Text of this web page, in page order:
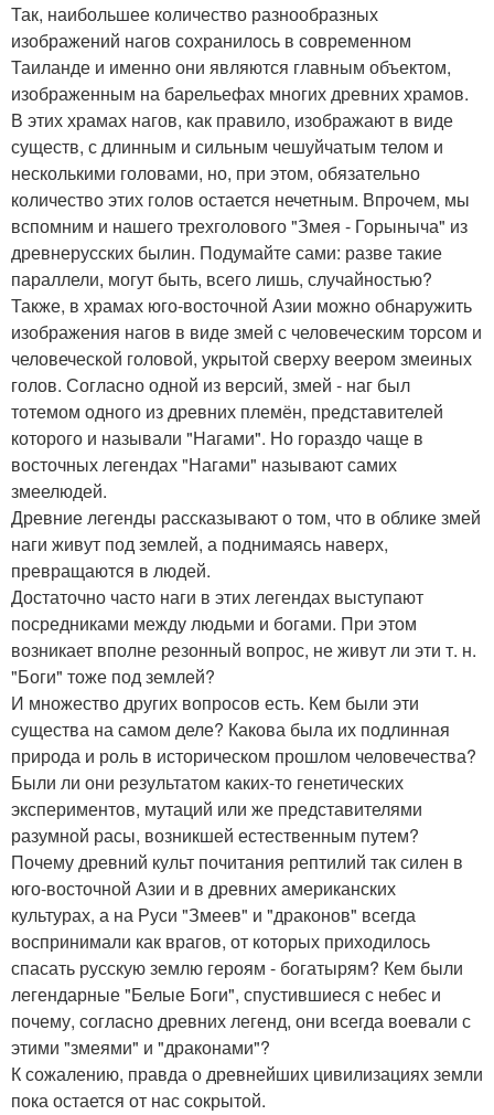
Так, наибольшее количество разнообразных
изображений нагов сохранилось в современном
Таиланде и именно они являются главным объектом,
изображенным на барельефах многих древних храмов.
В этих храмах нагов, как правило, изображают в виде
существ, с длинным и сильным чешуйчатым телом и
несколькими головами, но, при этом, обязательно
количество этих голов остается нечетным. Впрочем, мы
вспомним и нашего трехголового "Змея - Горыныча" из
древнерусских былин. Подумайте сами: разве такие
параллели, могут быть, всего лишь, случайностью?
Также, в храмах юго-восточной Азии можно обнаружить
изображения нагов в виде змей с человеческим торсом и
человеческой головой, укрытой сверху веером змеиных
голов. Согласно одной из версий, змей - наг был
тотемом одного из древних племён, представителей
которого и называли "Нагами". Но гораздо чаще в
восточных легендах "Нагами" называют самих
змеелюдей.
Древние легенды рассказывают о том, что в облике змей
наги живут под землей, а поднимаясь наверх,
превращаются в людей.
Достаточно часто наги в этих легендах выступают
посредниками между людьми и богами. При этом
возникает вполне резонный вопрос, не живут ли эти т. н.
"Боги" тоже под землей?
И множество других вопросов есть. Кем были эти
существа на самом деле? Какова была их подлинная
природа и роль в историческом прошлом человечества?
Были ли они результатом каких-то генетических
экспериментов, мутаций или же представителями
разумной расы, возникшей естественным путем?
Почему древний культ почитания рептилий так силен в
юго-восточной Азии и в древних американских
культурах, а на Руси "Змеев" и "драконов" всегда
воспринимали как врагов, от которых приходилось
спасать русскую землю героям - богатырям? Кем были
легендарные "Белые Боги", спустившиеся с небес и
почему, согласно древних легенд, они всегда воевали с
этими "змеями" и "драконами"?
К сожалению, правда о древнейших цивилизациях земли
пока остается от нас сокрытой.